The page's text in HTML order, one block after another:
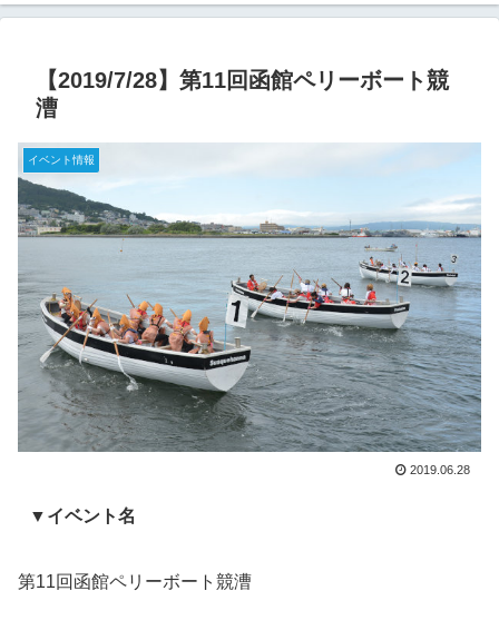
【2019/7/28】第11回函館ペリーボート競
漕
イベント情報
2019.06.28
▼イベント名
第11回函館ペリーボート競漕